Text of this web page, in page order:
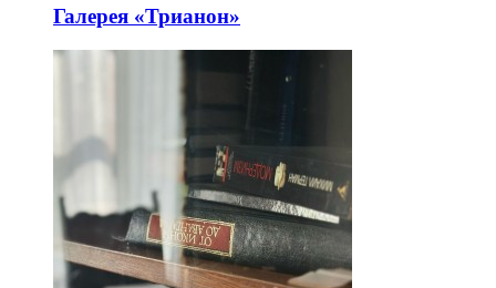
Галерея «Трианон»